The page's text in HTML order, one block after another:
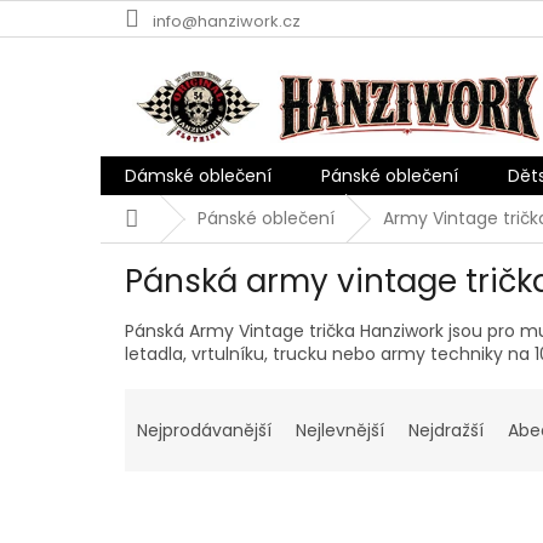
na
info@hanziwork.cz
Dámské oblečení Pánské oblečení
DomůPánské oblečení Army Vintage
Pánská army vintage
Pánská Army Vintage trička Hanziwork jsou pro
letadla, vrtulníku, trucku nebo army techniky na
aNejprodávanější Nejlevnější Nejdražší